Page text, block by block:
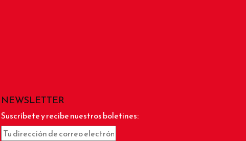
NEWSLETTER
Suscríbete y recibe nuestros boletines: